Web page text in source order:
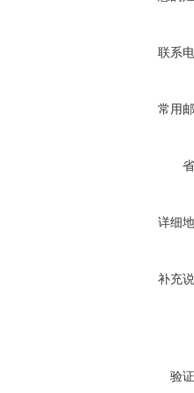
联系
常用
详细
补充
验